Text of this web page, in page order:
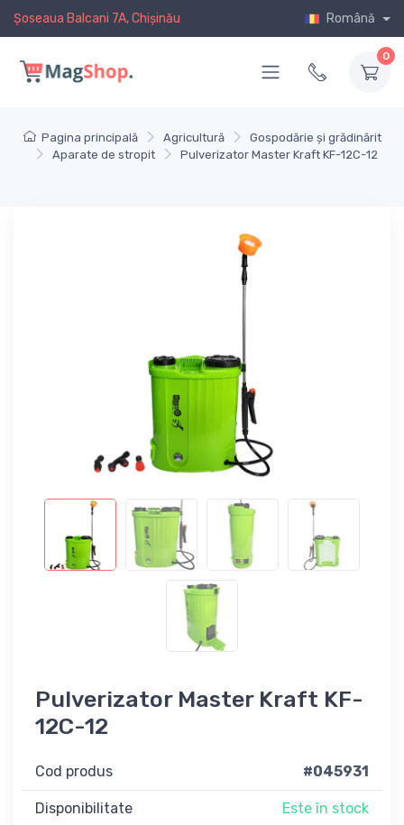
Șoseaua Balcani 7A, Chișinău Română
0
Pagina principală Agricultură
Gospodărie și grădinărit
Aparate de stropit
Pulverizator Master Kraft KF-12C-12
Pulverizator Master Kraft KF-
12C-12
Cod produs #045931
Disponibilitate Este în stock